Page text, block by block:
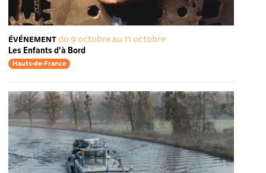
ÉVÉNEMENTdu 9 octobre au 11 octobre
Les Enfants d'à Bord
Hauts-de-France